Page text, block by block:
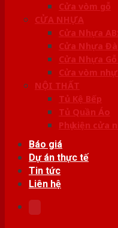
Cửa vòm gỗ
CỬA NHỰA
Cửa Nhựa
Cửa Nhựa
Cửa Nhựa
Cửa vòm
NỘI THẤT
Tủ Kệ Bếp
Tủ Quần Áo
Phụ kiện cửa
Báo giá
Dự án thực tế
Tin tức
Liên hệ